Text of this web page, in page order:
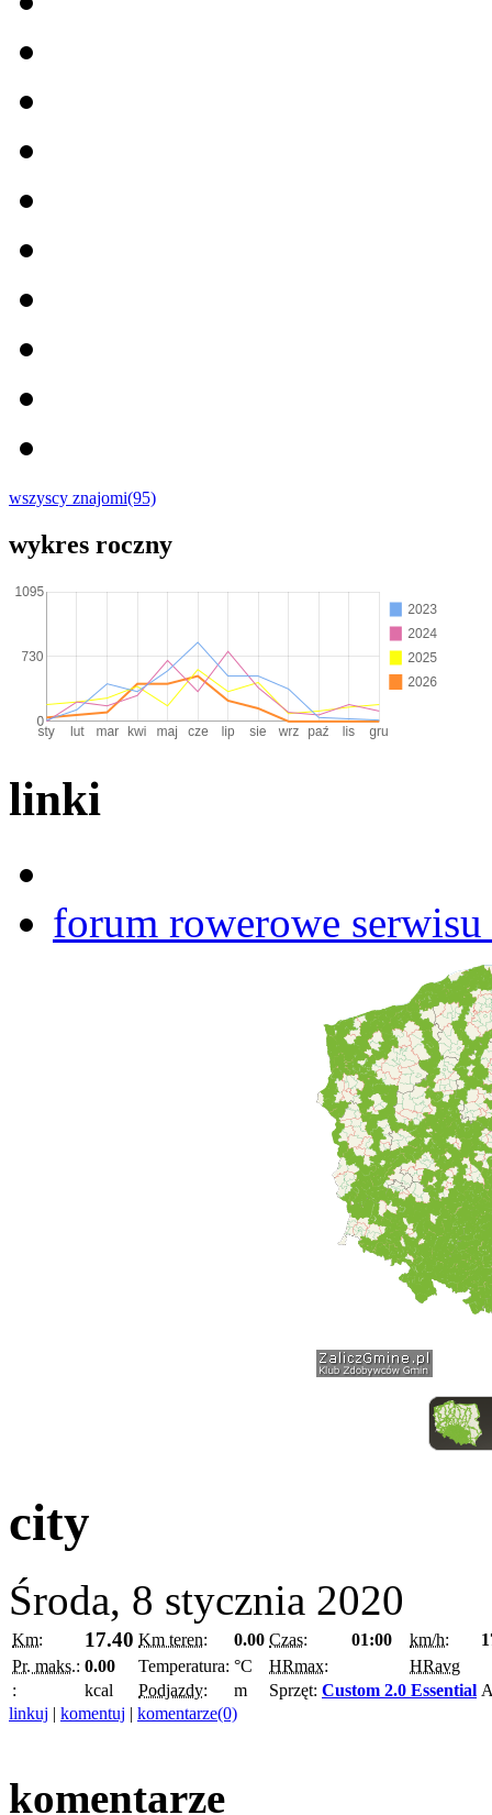
wszyscy znajomi(95)
wykres roczny
linki
forum rowerowe
city
Środa, 8 stycznia 2020
Km: 17.40 Km teren: 0.00 Czas: 01:00 km/h:
Pr. maks.: 0.00 Temperatura: °C HRmax:
HRavg
:
kcal Podjazdy: m Sprzęt: Custom 2.0 Essential
linkuj | komentuj | komentarze(0)
komentarze